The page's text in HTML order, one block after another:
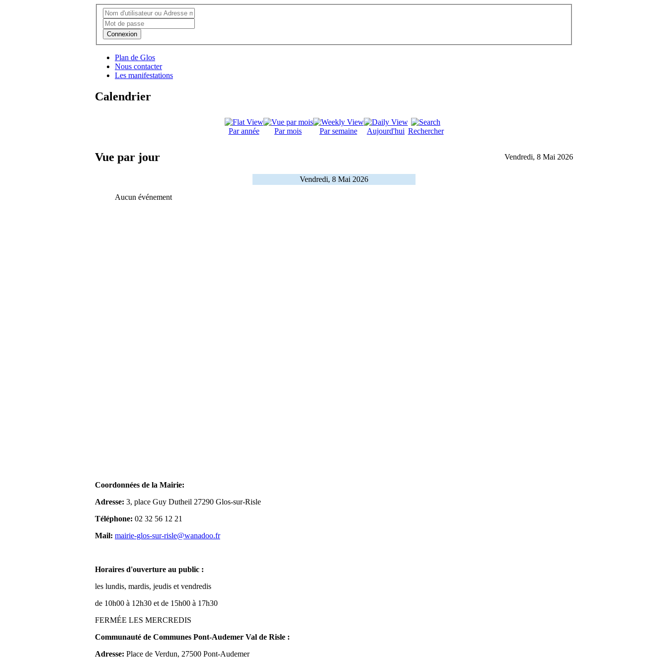
Connexion
Plan de Glos
Nous contacter
Les manifestations
Calendrier
Par année Par mois Par semaine Aujourd'hui Rechercher
Vue par jour Vendredi, 8 Mai 2026
Vendredi, 8 Mai 2026
Aucun événement
Coordonnées de la Mairie:
Adresse: 3, place Guy Dutheil 27290 Glos-sur-Risle
Téléphone: 02 32 56 12 21
Mail: mairie-glos-sur-risle@wanadoo.fr
Horaires d'ouverture au public :
les lundis, mardis, jeudis et vendredis
de 10h00 à 12h30 et de 15h00 à 17h30
FERMÉE LES MERCREDIS
Communauté de Communes Pont-Audemer Val de Risle :
Adresse: Place de Verdun, 27500 Pont-Audemer